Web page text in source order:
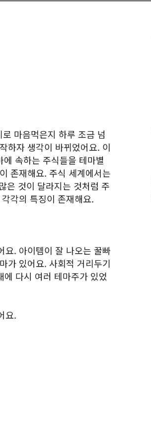
마음먹은지 하루 조금 넘
하자 생각이 바뀌었어요. 이
속하는 주식들을 테마별
존재해요. 주식 세계에서는
은 것이 달라지는 것처럼 주
각의 특징이 존재해요.
요. 아이템이 잘 나오는 꿀빠
가 있어요. 사회적 거리두기
다시 여러 테마주가 있었
요.